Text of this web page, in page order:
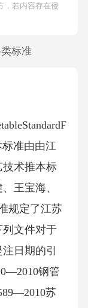
，若内容存在侵
标准
准由由江
术推本标
王宝海、
规定了江苏
文件对于
日期的引
钢管
苏